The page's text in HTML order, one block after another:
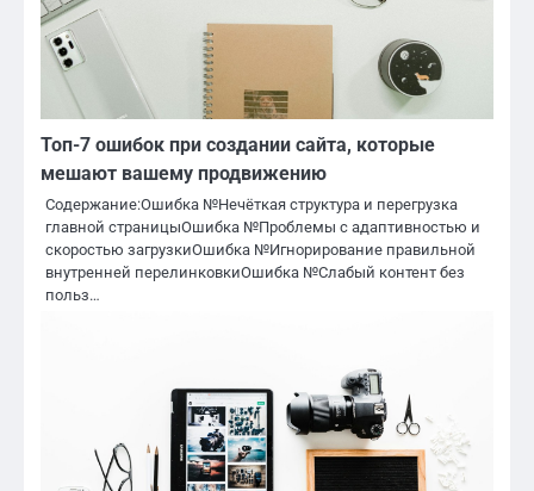
Топ-7 ошибок при создании сайта, которые
мешают вашему продвижению
Содержание:Ошибка №Нечёткая структура и перегрузка
главной страницыОшибка №Проблемы с адаптивностью и
скоростью загрузкиОшибка №Игнорирование правильной
внутренней перелинковкиОшибка №Слабый контент без
польз…